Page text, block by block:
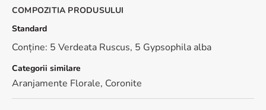
COMPOZITIA PRODUSULUI
Standard
Conține: 5 Verdeata Ruscus, 5 Gypsophila alba
Categorii similare
Aranjamente Florale, Coronite